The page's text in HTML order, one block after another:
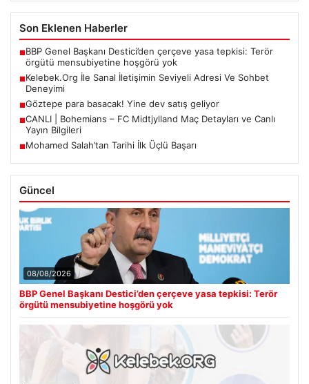
Son Eklenen Haberler
■BBP Genel Başkanı Destici’den çerçeve yasa tepkisi: Terör
örgütü mensubiyetine hoşgörü yok
■Kelebek.Org İle Sanal İletişimin Seviyeli Adresi Ve Sohbet
Deneyimi
■Göztepe para basacak! Yine dev satış geliyor
■CANLI | Bohemians – FC Midtjylland Maç Detayları ve Canlı
Yayın Bilgileri
■Mohamed Salah’tan Tarihi İlk Üçlü Başarı
Güncel
08/08/2026
BBP Genel Başkanı Destici’den çerçeve yasa tepkisi: Terör
örgütü mensubiyetine hoşgörü yok